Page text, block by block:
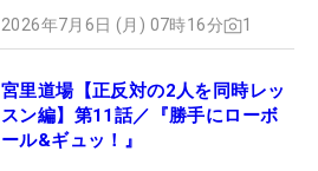
2026年7月6日 (月) 07時16分 1
宮里道場【正反対の2人を同時レッ
スン編】第11話／『勝手にローボ
ール&ギュッ！』